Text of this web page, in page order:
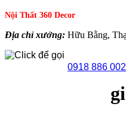
Nội Thất 360 Decor
Địa chỉ xưởng: Hữu Bằng,
0918 886 002